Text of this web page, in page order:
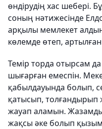
өндірудің хас шебері.
соның нәтижесінде
арқылы мемлекет
көлемде өтеп,
Темір торда отырсам
шығарған емеспін.
қабылдауында болып,
қатысып, толғандырып
жауап аламын.
жақсы әке болып